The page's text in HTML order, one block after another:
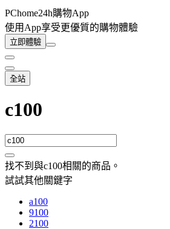
PChome24h購物App
使用App享受更優質的購物體驗
立即體驗
全站
c100
找不到與c100相關的商品 。
試試其他關鍵字
a100
9100
2100